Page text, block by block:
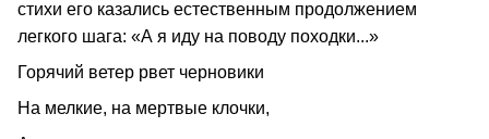
стихи его казались естественным продолжением
легкого шага: «А я иду на поводу походки...»
Горячий ветер рвет черновики
На мелкие, на мертвые клочки,